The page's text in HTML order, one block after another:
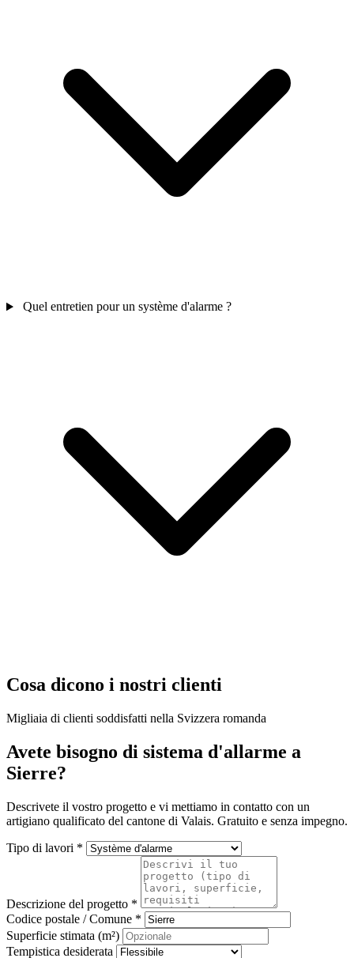
Quel entretien pour un système d'alarme ?
Cosa dicono i nostri clienti
Migliaia di clienti soddisfatti nella Svizzera romanda
Avete bisogno di sistema d'allarme a
Sierre?
Descrivete il vostro progetto e vi mettiamo in contatto con un
artigiano qualificato del cantone di Valais. Gratuito e senza impegno.
Tipo di lavori *
Descrizione del progetto *
Codice postale / Comune *
Superficie stimata (m²)
Tempistica desiderata